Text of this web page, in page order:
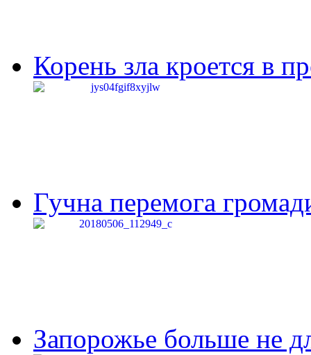
Корень зла кроется в
Гучна перемога
Запорожье больше не